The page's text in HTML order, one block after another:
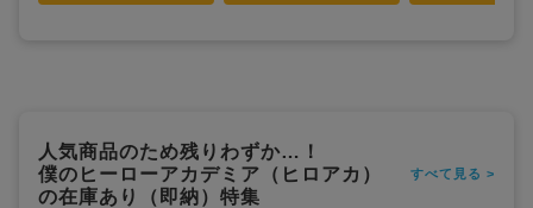
人気商品のため残りわずか…！
僕のヒーローアカデミア（ヒロアカ）
の在庫あり（即納）特集
すべて見る >